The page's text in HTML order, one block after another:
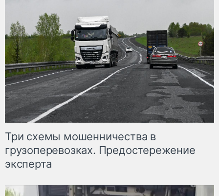
Три схемы мошенничества в
грузоперевозках. Предостережение
эксперта